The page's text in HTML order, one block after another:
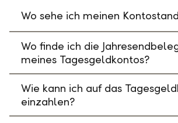
Wo sehe ich meinen
Wo finde ich die
meines Tagesgeldkontos?
Wie kann ich auf das
einzahlen?